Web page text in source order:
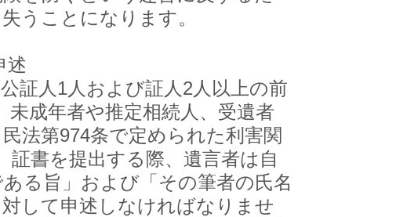
うことになります。
述
証人1人および証人2人以上の前
成年者や推定相続人、受遺者
法第974条で定められた利害関
書を提出する際、遺言者は自
る旨」および「その筆者の氏名
して申述しなければなりませ